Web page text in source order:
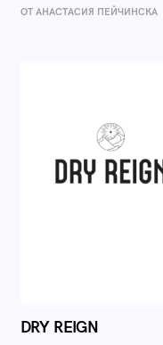
ОТ AНАСТАСИЯ ПЕЙЧИНСКА
DRY REIGN